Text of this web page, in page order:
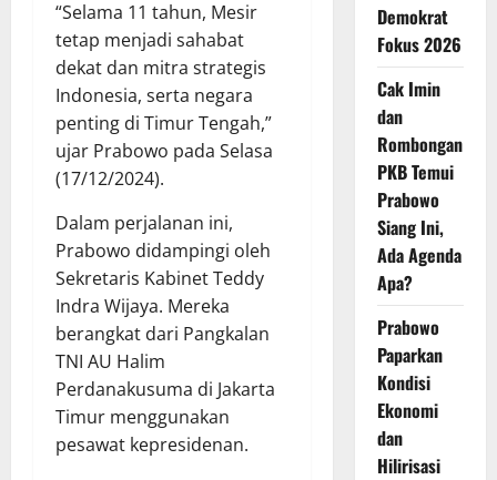
“Selama 11 tahun, Mesir
tetap menjadi sahabat
dekat dan mitra strategis
Indonesia, serta negara
penting di Timur Tengah,”
ujar Prabowo pada Selasa
(17/12/2024).
Dalam perjalanan ini,
Prabowo didampingi oleh
Sekretaris Kabinet Teddy
Indra Wijaya. Mereka
berangkat dari Pangkalan
TNI AU Halim
Perdanakusuma di Jakarta
Timur menggunakan
pesawat kepresidenan.
Demokrat
Fokus 2026
Cak Imin
dan
Rombongan
PKB Temui
Prabowo
Siang Ini,
Ada Agenda
Apa?
Prabowo
Paparkan
Kondisi
Ekonomi
dan
Hilirisasi